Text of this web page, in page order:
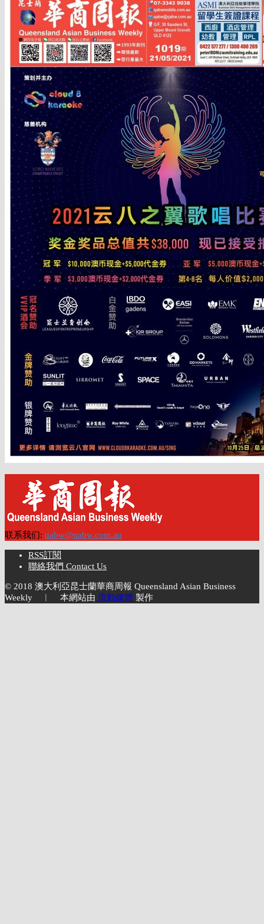
联系我们: qabw@qabw.com.au
RSS訂閱
聯絡我們 Contact Us
© 2018 澳大利亞昆士蘭華商周報 Queensland Asian Business
Weekly ︱ 本網站由 流動媒體 製作